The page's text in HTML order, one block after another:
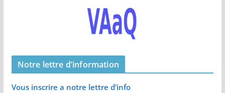
Notre lettre d’information
Vous inscrire a notre lettre d’info